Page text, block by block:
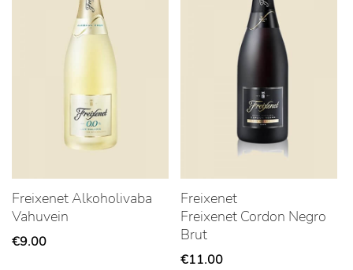
Freixenet Alkoholivaba
Vahuvein
€9.00
Freixenet
Freixenet Cordon Negro
Brut
€11.00